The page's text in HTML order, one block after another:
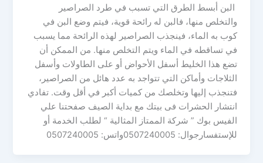
البن أبسط الطرق التي تسبب في طرد الصراصير
والتخلص منها، فالبن له رائحة قوية، فيتم وضع البن في
كوب به الماء، فينجذب الصراصير لهذه الرائحة مما يسبب
في تساقطه في الماء ويتم التخلص منها. من الممكن أن
تضع هذا الخليط أسفل الأحواض أو على الطاولات وأسفل
الثلاجات وأماكن التي تتواجد به عدد هائل من الصراصير،
فتنجذب إليها وتخلصك من كميات أكبر في أقل وقت. تفادي
انتشار الحشرات فى بيتك مع بداية الصيف صفحتنا علي
الفيس بوك ” شركة الممتاز المثالية “ لطلب الخدمة أو
للإستفسارجوال: 0507240005واتس: 0507240005